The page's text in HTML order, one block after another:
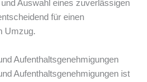
Auswahl eines zuverlässigen
für einen
Umzug.
Aufenthaltsgenehmigungen
Aufenthaltsgenehmigungen ist